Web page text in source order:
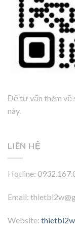
Để tư vấn thêm về
này.
LIÊN HỆ
Hotline:
Email:
Website: